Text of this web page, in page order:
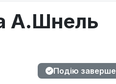
А.Шнель
Подію